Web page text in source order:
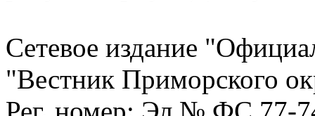
Сетевое издание
"Вестник Приморского